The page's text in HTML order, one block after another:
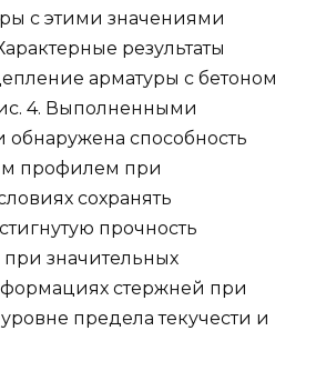
с этими значениями
результаты
арматуры с бетоном
4. Выполненными
способность
профилем при
сохранять
прочность
значительных
стержней при
предела текучести и